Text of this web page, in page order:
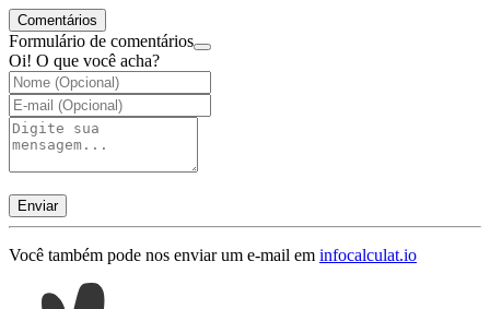
Comentários
Formulário de comentários
Oi! O que você acha?
Enviar
Você também pode nos enviar um e-mail em infocalculat.io